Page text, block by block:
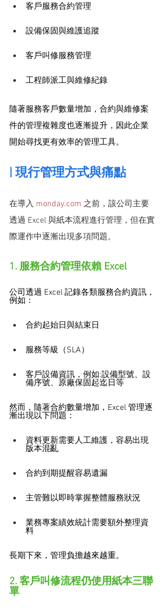
客戶服務合約管理
設備保固與維護追蹤
客戶叫修服務管理
工程師派工與維修紀錄
隨著服務客戶數量增加，合約與維修案
件的管理複雜度也逐漸提升，因此企業
開始尋找更有效率的管理工具。
| 現行管理方式與痛點
在導入 monday.com 之前，該公司主要
透過 Excel 與紙本流程進行管理，但在實
際運作中逐漸出現多項問題。
1. 服務合約管理依賴 Excel
公司透過 Excel 記錄各類服務合約資訊，
例如：
合約起始日與結束日
服務等級（SLA）
客戶設備資訊，例如:設備型號、設
備序號、原廠保固起迄日等
然而，隨著合約數量增加，Excel 管理逐
漸出現以下問題：
資料更新需要人工維護，容易出現
版本混亂
合約到期提醒容易遺漏
主管難以即時掌握整體服務狀況
業務專案績效統計需要額外整理資
料
長期下來，管理負擔越來越重。
2. 客戶叫修流程仍使用紙本三聯
單